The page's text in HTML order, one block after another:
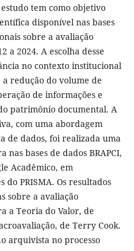
tem como objetivo
disponível nas bases
sobre a avaliação
a 2024. A escolha desse
no contexto institucional
redução do volume de
de informações e
patrimônio documental. A
com uma abordagem
de dados, foi realizada uma
bases de dados BRAPCI,
Acadêmico, em
PRISMA. Os resultados
sobre a avaliação
a Teoria do Valor, de
de Terry Cook.
arquivista no processo